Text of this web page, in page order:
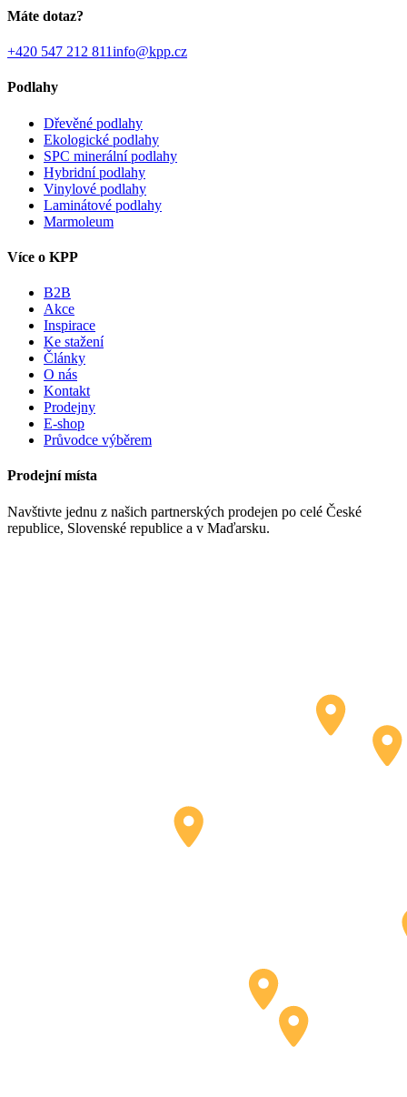
Máte dotaz?
+420 547 212 811info@kpp.cz
Podlahy
Dřevěné podlahy
Ekologické podlahy
SPC minerální podlahy
Hybridní podlahy
Vinylové podlahy
Laminátové podlahy
Marmoleum
Více o KPP
B2B
Akce
Inspirace
Ke stažení
Články
O nás
Kontakt
Prodejny
E-shop
Průvodce výběrem
Prodejní místa
Navštivte jednu z našich partnerských prodejen po celé České
republice, Slovenské republice a v Maďarsku.